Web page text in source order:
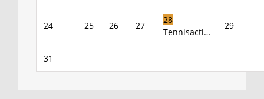
24 25 26 27
28
Tennisacti…
29
31